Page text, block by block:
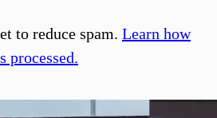
to reduce spam. Learn how
processed.